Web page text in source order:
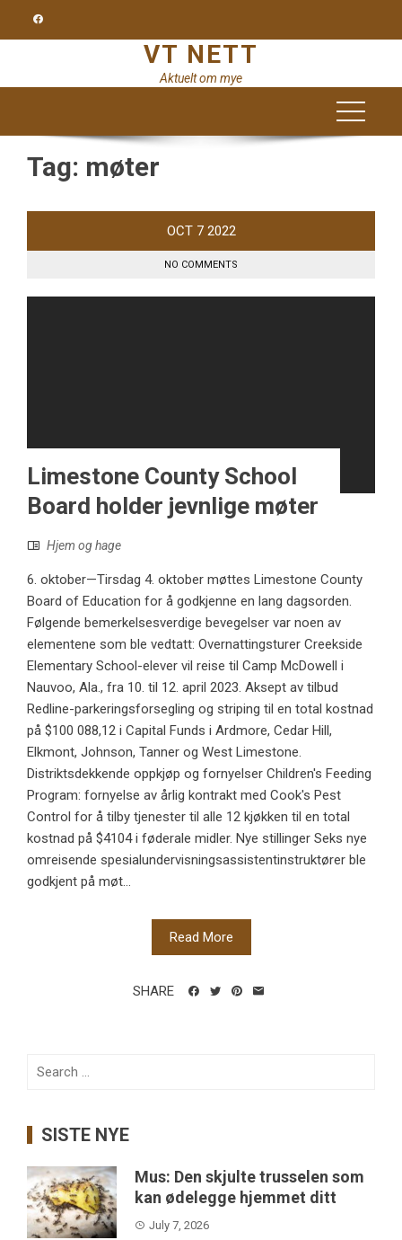
VT NETT
Aktuelt om mye
Tag: møter
OCT 7 2022
NO COMMENTS
Limestone County School
Board holder jevnlige møter
Hjem og hage
6. oktober—Tirsdag 4. oktober møttes Limestone County
Board of Education for å godkjenne en lang dagsorden.
Følgende bemerkelsesverdige bevegelser var noen av
elementene som ble vedtatt: Overnattingsturer Creekside
Elementary School-elever vil reise til Camp McDowell i
Nauvoo, Ala., fra 10. til 12. april 2023. Aksept av tilbud
Redline-parkeringsforsegling og striping til en total kostnad
på $100 088,12 i Capital Funds i Ardmore, Cedar Hill,
Elkmont, Johnson, Tanner og West Limestone.
Distriktsdekkende oppkjøp og fornyelser Children's Feeding
Program: fornyelse av årlig kontrakt med Cook's Pest
Control for å tilby tjenester til alle 12 kjøkken til en total
kostnad på $4104 i føderale midler. Nye stillinger Seks nye
omreisende spesialundervisningsassistentinstruktører ble
godkjent på møt...
Read More
SHARE
Search
SISTE NYE
Mus: Den skjulte trusselen som
kan ødelegge hjemmet ditt
July 7, 2026